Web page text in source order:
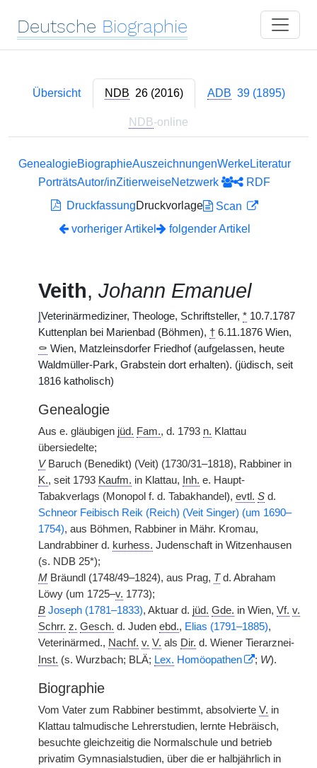
Deutsche Biographie
Übersicht NDB 26 (2016) ADB 39 (1895)
NDB-online
GenealogieBiographieAuszeichnungenWerkeLiteratur
PorträtsAutor/inZitierweiseNetzwerk
RDF
DruckfassungDruckvorlage
Scan
vorheriger Artikel
folgender Artikel
Veith, Johann Emanuel
Veterinärmediziner, Theologe, Schriftsteller, * 10.7.1787
Kuttenplan bei Marienbad (Böhmen), † 6.11.1876 Wien,
⚰ Wien, Matzleinsdorfer Friedhof (aufgelassen, heute
Waldmüller-Park, Grabstein dort erhalten). (jüdisch, seit
1816 katholisch)
Genealogie
Aus e. gläubigen jüd. Fam., d. 1793 n. Klattau
übersiedelte;
VBaruch (Benedikt) (Veit) (1730/31–1818), Rabbiner in
K., seit 1793 Kaufm. in Klattau, Inh. e. Haupt-
Tabakverlags (Monopol f. d. Tabakhandel), evtl. S d.
Schneor Feibisch Reik (Reich) (Veit Singer) (um 1690–
1754), aus Böhmen, Rabbiner in Mähr. Kromau,
Landrabbiner d. kurhess. Judenschaft in Witzenhausen
(s. NDB 25*);
M Bräundl (1748/49–1824), aus Prag, Td. Abraham
Löwy (um 1725–v. 1773);
B Joseph (1781–1833), Aktuar d. jüd. Gde. in Wien, Vf. v.
Schrr. z. Gesch. d. Juden ebd., Elias (1791–1885),
Veterinärmed., Nachf. v. V. als Dir. d. Wiener Tierarznei-
Inst. (s. Wurzbach; BLÄ; Lex. Homöopathen ; W).
Biographie
Vom Vater zum Rabbiner bestimmt, absolvierte V. in
Klattau talmudische Lehrerstudien, lernte Hebräisch,
besuchte gleichzeitig die Normalschule und betrieb
privatim Gymnasialstudien, über die er halbjährlich in